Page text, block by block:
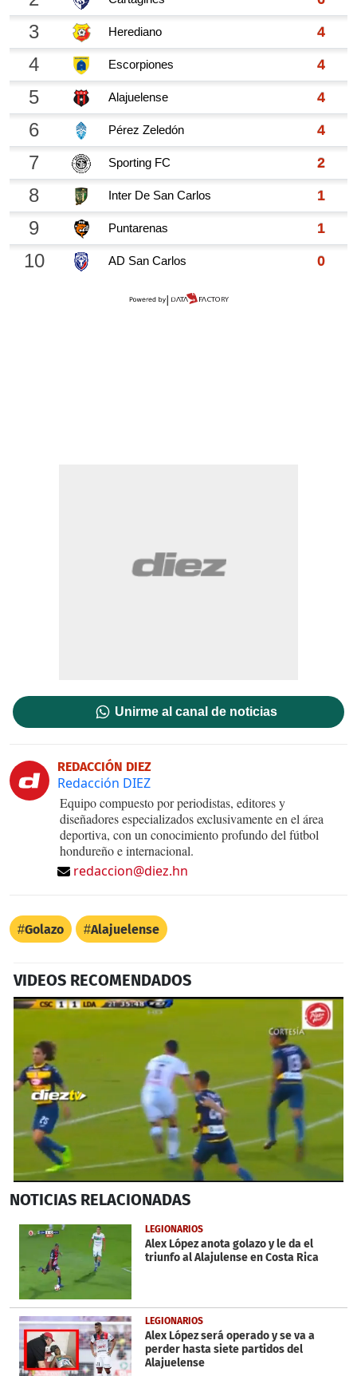
Unirme al canal de noticias
REDACCIÓN DIEZ
Redacción DIEZ
Equipo compuesto por periodistas, editores y
diseñadores especializados exclusivamente en el área
deportiva, con un conocimiento profundo del fútbol
hondureño e internacional.
redaccion@diez.hn
Golazo Alajuelense
VIDEOS RECOMENDADOS
seconds
43
seconds
NOTICIAS RELACIONADAS
LEGIONARIOS
Alex López anota golazo y le da el
triunfo al Alajulense en Costa Rica
LEGIONARIOS
Alex López será operado y se va a
perder hasta siete partidos del
Alajuelense